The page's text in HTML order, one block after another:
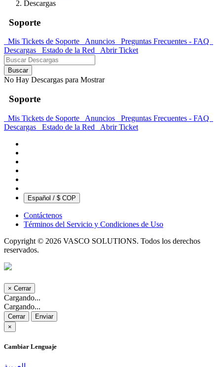
Descargas
Soporte
Mis Tickets de Soporte Anuncios
Preguntas Frecuentes - FAQ
Descargas
Estado de la Red Abrir Ticket
Buscar
No Hay Descargas para Mostrar
Soporte
Mis Tickets de Soporte Anuncios
Preguntas Frecuentes - FAQ
Descargas
Estado de la Red Abrir Ticket
Español / $ COP
Contáctenos
Términos del Servicio y Condiciones de Uso
Copyright © 2026 VASCO SOLUTIONS. Todos los derechos
reservados.
× Cerrar
Cargando...
Cargando...
Cerrar
Enviar
×
Cambiar Lenguaje